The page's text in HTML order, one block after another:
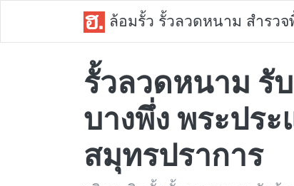
ล้อมรั้ว รั้วลวดหนาม สำรว
รั้วลวดหนาม รั
บางพึ่ง พระประ
สมุทรปราการ